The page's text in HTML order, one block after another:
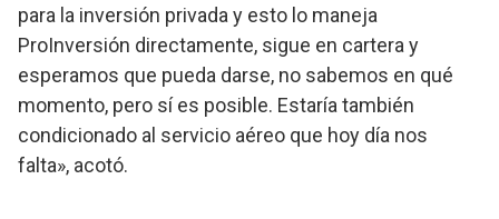
para la inversión privada y esto lo maneja
ProInversión directamente, sigue en cartera y
esperamos que pueda darse, no sabemos en qué
momento, pero sí es posible. Estaría también
condicionado al servicio aéreo que hoy día nos
falta», acotó.